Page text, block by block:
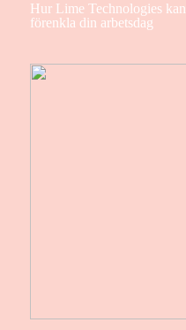
Hur Lime Technologies kan
förenkla din arbetsdag